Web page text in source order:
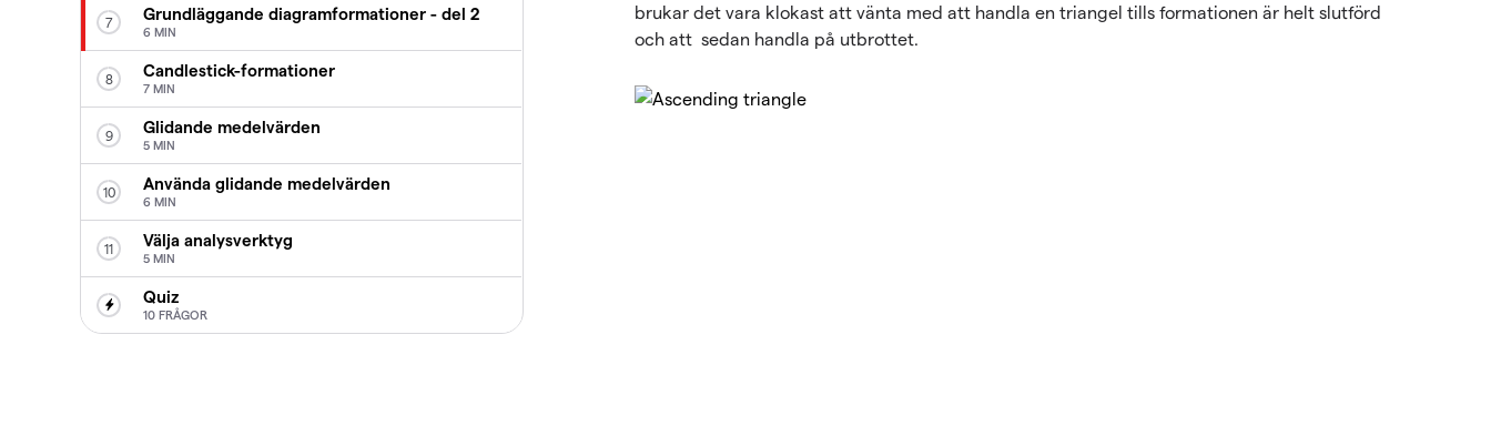
brukar det vara klokast att vänta med att handla en triangel tills formationen är helt slutförd
och att sedan handla på utbrottet.
7 Grundläggande diagramformationer - del 2
6 MIN
8 Candlestick-formationer
7 MIN
9 Glidande medelvärden
5 MIN
10 Använda glidande medelvärden
6 MIN
11 Välja analysverktyg
5 MIN
Quiz
10 FRÅGOR